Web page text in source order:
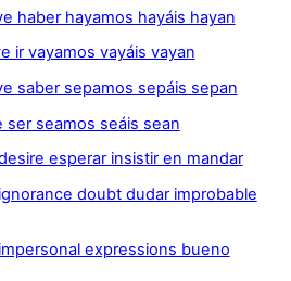
haber hayamos hayáis hayan
ir vayamos vayáis vayan
saber sepamos sepáis sepan
seamos seáis sean
esperar insistir en mandar
doubt dudar improbable
expressions bueno